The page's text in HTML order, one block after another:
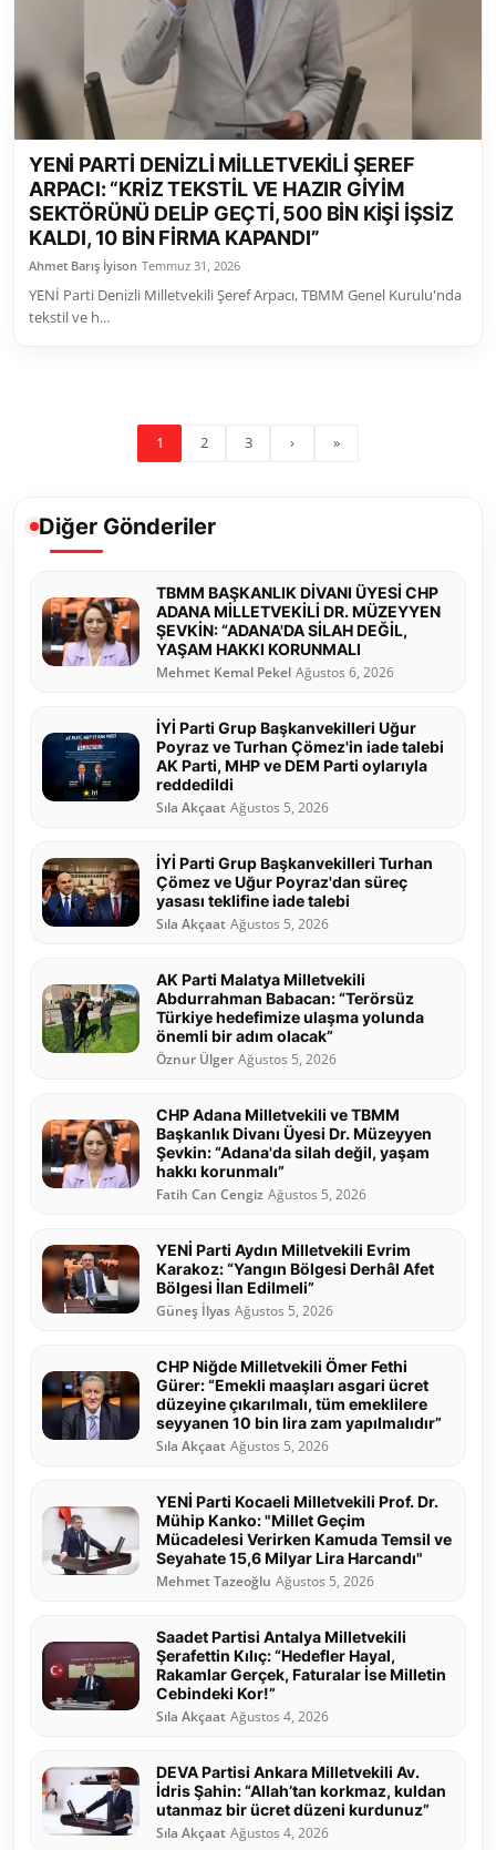
YENİ PARTİ DENİZLİ MİLLETVEKİLİ ŞEREF
ARPACI: “KRİZ TEKSTİL VE HAZIR GİYİM
SEKTÖRÜNÜ DELİP GEÇTİ, 500 BİN KİŞİ İŞSİZ
KALDI, 10 BİN FİRMA KAPANDI”
Ahmet Barış İyison Temmuz 31, 2026
YENİ Parti Denizli Milletvekili Şeref Arpacı, TBMM Genel Kurulu'nda
tekstil ve h...
1 2 3 › »
Diğer Gönderiler
TBMM BAŞKANLIK DİVANI ÜYESİ CHP
ADANA MİLLETVEKİLİ DR. MÜZEYYEN
ŞEVKİN: “ADANA'DA SİLAH DEĞİL,
YAŞAM HAKKI KORUNMALI
Mehmet Kemal Pekel Ağustos 6, 2026
İYİ Parti Grup Başkanvekilleri Uğur
Poyraz ve Turhan Çömez'in iade talebi
AK Parti, MHP ve DEM Parti oylarıyla
reddedildi
Sıla Akçaat Ağustos 5, 2026
İYİ Parti Grup Başkanvekilleri Turhan
Çömez ve Uğur Poyraz'dan süreç
yasası teklifine iade talebi
Sıla Akçaat Ağustos 5, 2026
AK Parti Malatya Milletvekili
Abdurrahman Babacan: “Terörsüz
Türkiye hedefimize ulaşma yolunda
önemli bir adım olacak”
Öznur Ülger Ağustos 5, 2026
CHP Adana Milletvekili ve TBMM
Başkanlık Divanı Üyesi Dr. Müzeyyen
Şevkin: “Adana'da silah değil, yaşam
hakkı korunmalı”
Fatih Can Cengiz Ağustos 5, 2026
YENİ Parti Aydın Milletvekili Evrim
Karakoz: “Yangın Bölgesi Derhâl Afet
Bölgesi İlan Edilmeli”
Güneş İlyas Ağustos 5, 2026
CHP Niğde Milletvekili Ömer Fethi
Gürer: “Emekli maaşları asgari ücret
düzeyine çıkarılmalı, tüm emeklilere
seyyanen 10 bin lira zam yapılmalıdır”
Sıla Akçaat Ağustos 5, 2026
YENİ Parti Kocaeli Milletvekili Prof. Dr.
Mühip Kanko: "Millet Geçim
Mücadelesi Verirken Kamuda Temsil ve
Seyahate 15,6 Milyar Lira Harcandı"
Mehmet Tazeoğlu Ağustos 5, 2026
Saadet Partisi Antalya Milletvekili
Şerafettin Kılıç: “Hedefler Hayal,
Rakamlar Gerçek, Faturalar İse Milletin
Cebindeki Kor!”
Sıla Akçaat Ağustos 4, 2026
DEVA Partisi Ankara Milletvekili Av.
İdris Şahin: “Allah’tan korkmaz, kuldan
utanmaz bir ücret düzeni kurdunuz”
Sıla Akçaat Ağustos 4, 2026